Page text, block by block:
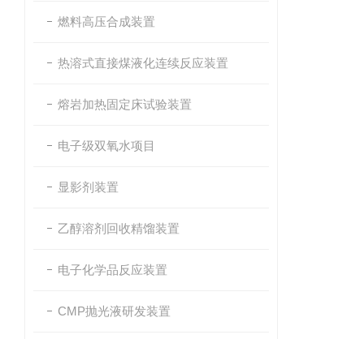
燃料高压合成装置
热溶式直接煤液化连续反应装置
熔岩加热固定床试验装置
电子级双氧水项目
显影剂装置
乙醇溶剂回收精馏装置
电子化学品反应装置
CMP抛光液研发装置